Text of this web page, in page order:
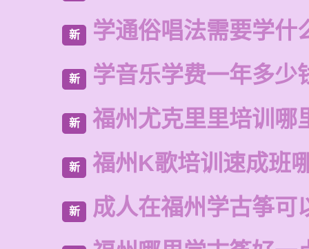
新 学通俗唱法需要学什
新 学音乐学费一年多少
新 福州尤克里里培训哪
新 福州K歌培训速成班
新 成人在福州学古筝可